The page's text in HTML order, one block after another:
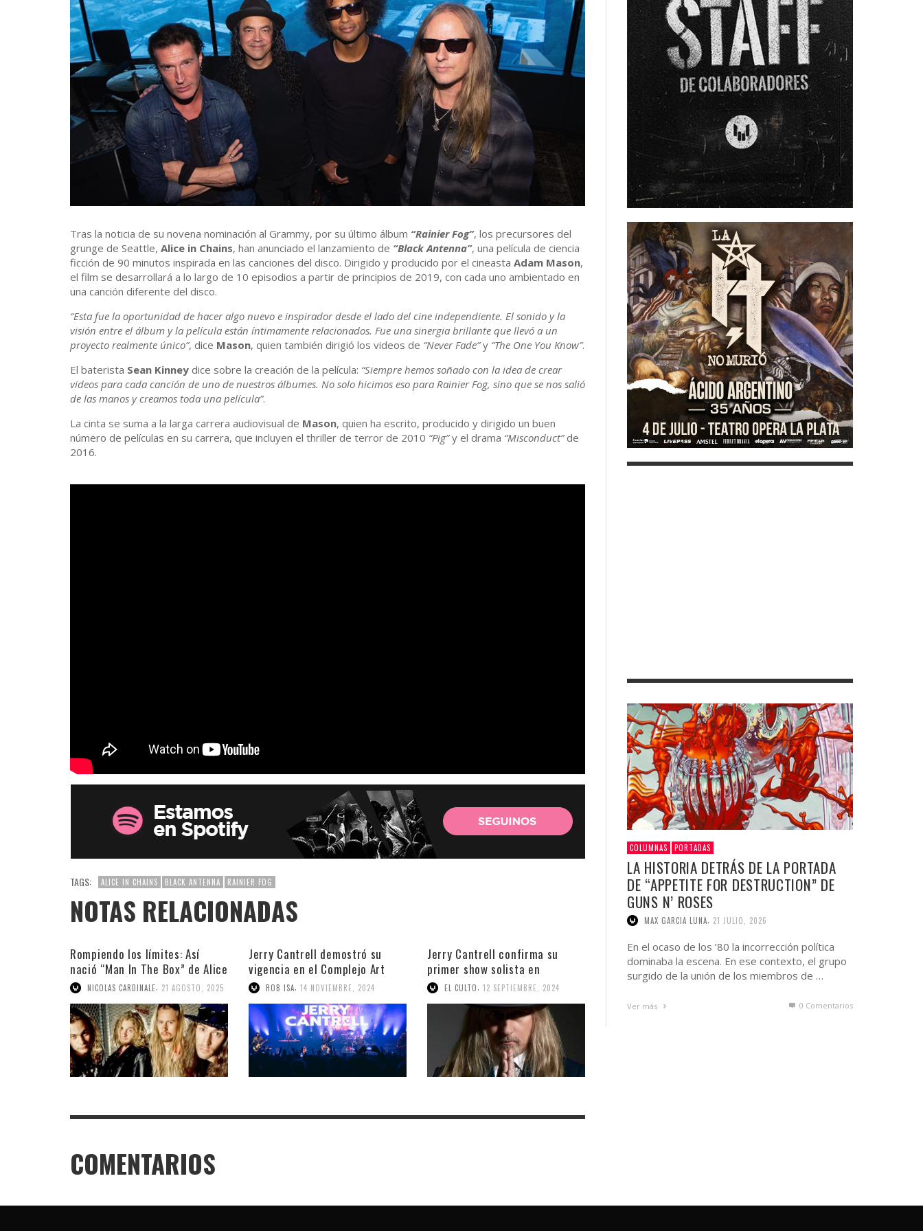
Tras la noticia de su novena nominación al Grammy, por su último álbum “Rainier Fog”, los precursores del
grunge de Seattle, Alice in Chains, han anunciado el lanzamiento de “Black Antenna”, una película de ciencia
ficción de 90 minutos inspirada en las canciones del disco. Dirigido y producido por el cineasta Adam Mason,
el film se desarrollará a lo largo de 10 episodios a partir de principios de 2019, con cada uno ambientado en
una canción diferente del disco.
“Esta fue la oportunidad de hacer algo nuevo e inspirador desde el lado del cine independiente. El sonido y la
visión entre el álbum y la película están íntimamente relacionados. Fue una sinergia brillante que llevó a un
proyecto realmente único”, dice Mason, quien también dirigió los videos de “Never Fade”y “The One You Know”.
El baterista Sean Kinney dice sobre la creación de la película: “Siempre hemos soñado con la idea de crear
videos para cada canción de uno de nuestros álbumes. No solo hicimos eso para Rainier Fog, sino que se nos salió
de las manos y creamos toda una película”.
La cinta se suma a la larga carrera audiovisual de Mason, quien ha escrito, producido y dirigido un buen
número de películas en su carrera, que incluyen el thriller de terror de 2010 “Pig”y el drama “Misconduct”de
2016.
TAGS: ALICE IN CHAINS BLACK ANTENNA RAINIER FOG
NOTAS RELACIONADAS
Rompiendo los límites: Así
nació “Man In The Box” de Alice
In Chains
NICOLAS CARDINALE 21 AGOSTO, 2025
Jerry Cantrell demostró su
vigencia en el Complejo Art
MediaROB ISA 14 NOVIEMBRE, 2024
Jerry Cantrell confirma su
primer show solista en
Argentina
EL CULTO 12 SEPTIEMBRE, 2024
COMENTARIOS
COLUMNAS PORTADAS
LA HISTORIA DETRÁS DE LA PORTADA
DE “APPETITE FOR DESTRUCTION” DE
GUNS N’ ROSES
MAX GARCIA LUNA, 21 JULIO, 2026
En el ocaso de los ’80 la incorrección política
dominaba la escena. En ese contexto, el grupo
surgido de la unión de los miembros de …
Ver más 0 Comentarios